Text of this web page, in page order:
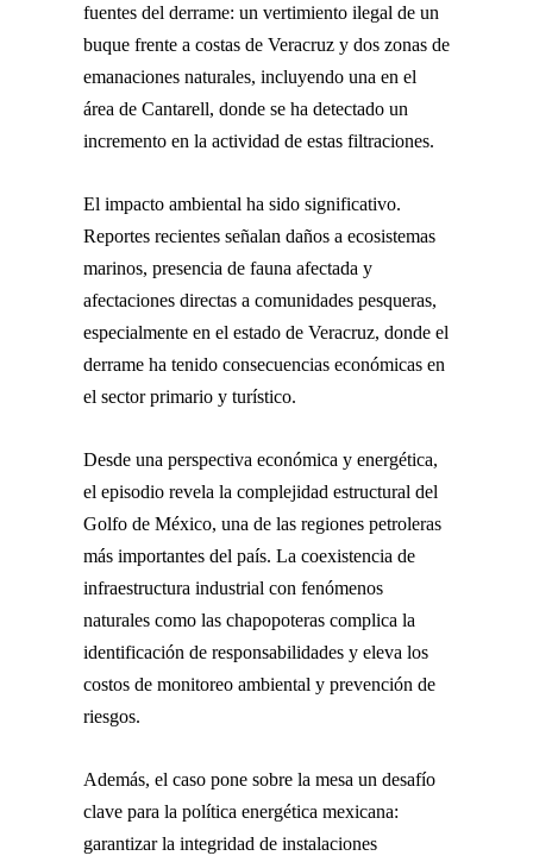
fuentes del derrame: un vertimiento ilegal de un
buque frente a costas de Veracruz y dos zonas de
emanaciones naturales, incluyendo una en el
área de Cantarell, donde se ha detectado un
incremento en la actividad de estas filtraciones.
El impacto ambiental ha sido significativo.
Reportes recientes señalan daños a ecosistemas
marinos, presencia de fauna afectada y
afectaciones directas a comunidades pesqueras,
especialmente en el estado de Veracruz, donde el
derrame ha tenido consecuencias económicas en
el sector primario y turístico.
Desde una perspectiva económica y energética,
el episodio revela la complejidad estructural del
Golfo de México, una de las regiones petroleras
más importantes del país. La coexistencia de
infraestructura industrial con fenómenos
naturales como las chapopoteras complica la
identificación de responsabilidades y eleva los
costos de monitoreo ambiental y prevención de
riesgos.
Además, el caso pone sobre la mesa un desafío
clave para la política energética mexicana:
garantizar la integridad de instalaciones